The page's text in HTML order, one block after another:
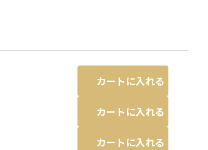
カートに入れる
カートに入れる
カートに入れる